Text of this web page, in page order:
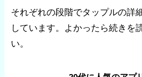
それぞれの段階でタップルの詳
しています。よかったら続きを
い。